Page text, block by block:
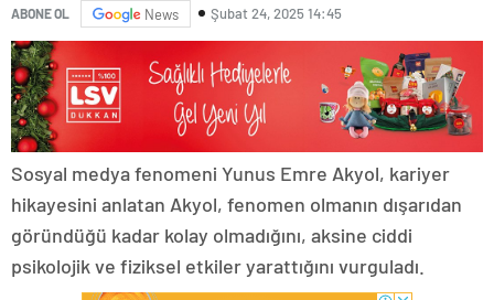
ABONE OL News Şubat 24, 2025 14:45
Sosyal medya fenomeni Yunus Emre Akyol, kariyer
hikayesini anlatan Akyol, fenomen olmanın dışarıdan
göründüğü kadar kolay olmadığını, aksine ciddi
psikolojik ve fiziksel etkiler yarattığını vurguladı.